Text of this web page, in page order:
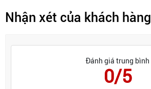
Nhận xét của khách hàng
Đánh giá trung bình
0/5